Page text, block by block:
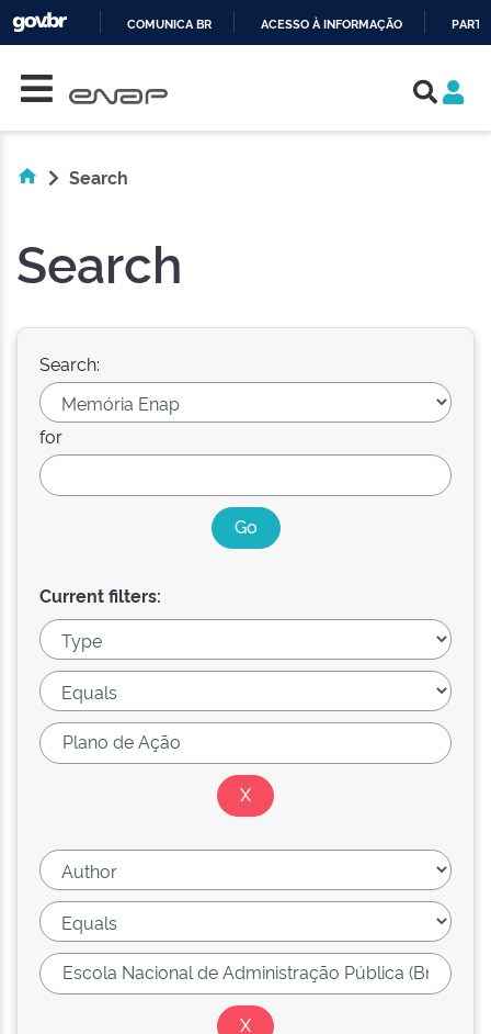
COMUNICA BR ACESSO À INFORMAÇÃO
Search
Search
Search:
for
Current filters: